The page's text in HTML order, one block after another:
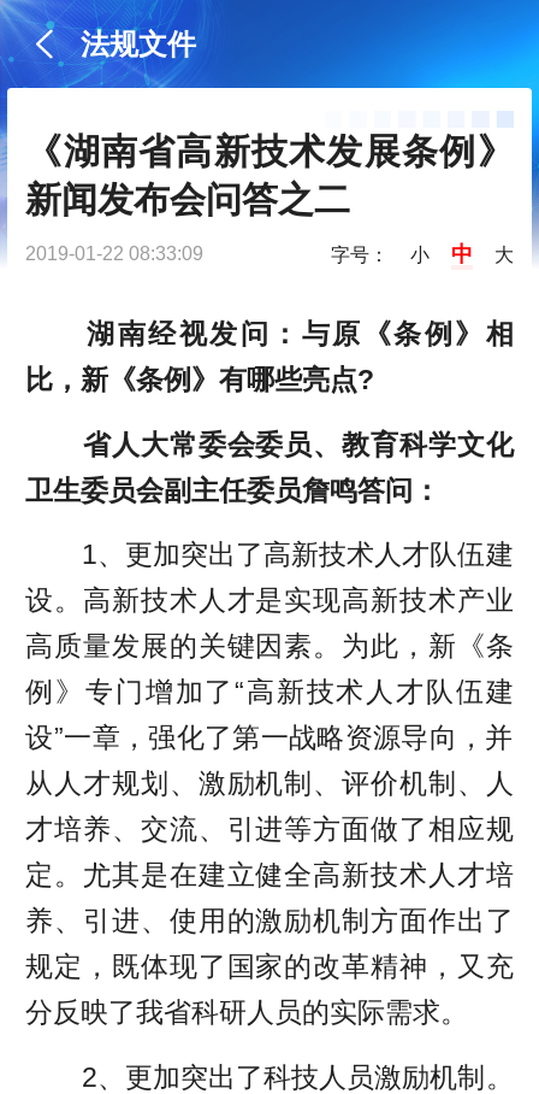
法规文件
《湖南省高新技术发展条例》
新闻发布会问答之二
2019-01-22 08:33:09 字号： 小 中 大
湖南经视发问：与原《条例》相
比，新《条例》有哪些亮点?
省人大常委会委员、教育科学文化
卫生委员会副主任委员詹鸣答问：
1、更加突出了高新技术人才队伍建
设。高新技术人才是实现高新技术产业
高质量发展的关键因素。为此，新《条
例》专门增加了“高新技术人才队伍建
设”一章，强化了第一战略资源导向，并
从人才规划、激励机制、评价机制、人
才培养、交流、引进等方面做了相应规
定。尤其是在建立健全高新技术人才培
养、引进、使用的激励机制方面作出了
规定，既体现了国家的改革精神，又充
分反映了我省科研人员的实际需求。
2、更加突出了科技人员激励机制。